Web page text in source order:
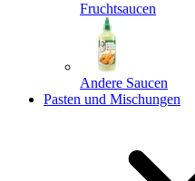
Fruchtsaucen
Andere Saucen
Pasten und Mischungen